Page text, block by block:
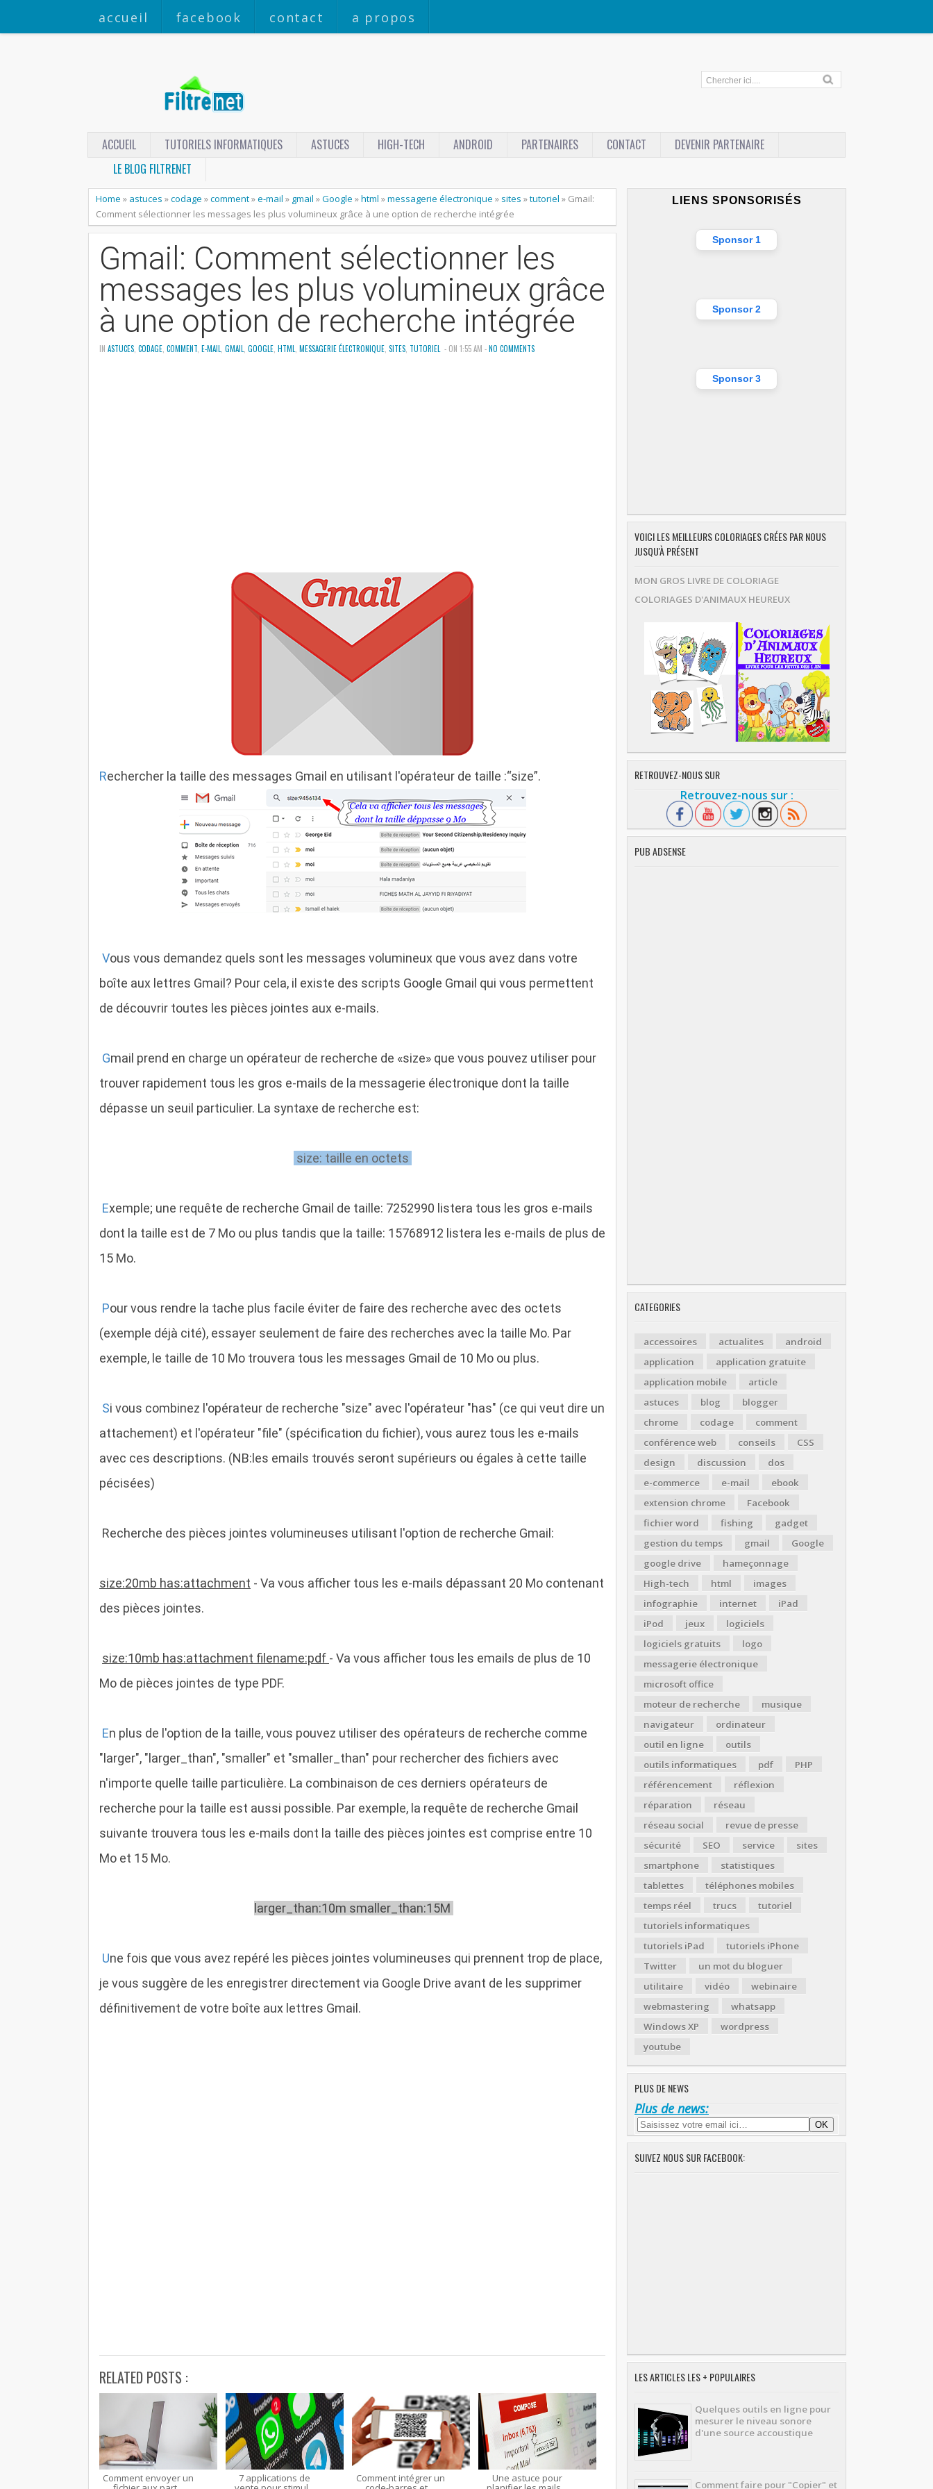
accueil facebook contact a propos
ACCUEIL TUTORIELS INFORMATIQUES ASTUCES HIGH-TECH ANDROID PARTENAIRES CONTACT
DEVENIR PARTENAIRE
LE BLOG FILTRENET
Home » astuces »codage »comment»e-mail » gmail »Google »html »messagerie électronique » sites »tutoriel » Gmail:
Comment sélectionner les messages les plus volumineux grâce à une option de recherche intégrée
Gmail: Comment sélectionner les
messages les plus volumineux grâce
à une option de recherche intégrée
IN ASTUCES CODAGE COMMENT E-MAIL GMAIL GOOGLE HTML MESSAGERIE ÉLECTRONIQUE SITES TUTORIEL - ON 1:55 AM -NO COMMENTS
Rechercher la taille des messages Gmail en utilisant l'opérateur de taille :“size”.
Vous vous demandez quels sont les messages volumineux que vous avez dans votre
boîte aux lettres Gmail? Pour cela, il existe des scripts Google Gmail qui vous permettent
de découvrir toutes les pièces jointes aux e-mails.
Gmail prend en charge un opérateur de recherche de «size» que vous pouvez utiliser pour
trouver rapidement tous les gros e-mails de la messagerie électronique dont la taille
dépasse un seuil particulier. La syntaxe de recherche est:
size: taille en octets
Exemple; une requête de recherche Gmail de taille: 7252990 listera tous les gros e-mails
dont la taille est de 7 Mo ou plus tandis que la taille: 15768912 listera les e-mails de plus de
15 Mo.
Pour vous rendre la tache plus facile éviter de faire des recherche avec des octets
(exemple déjà cité), essayer seulement de faire des recherches avec la taille Mo. Par
exemple, le taille de 10 Mo trouvera tous les messages Gmail de 10 Mo ou plus.
Si vous combinez l'opérateur de recherche "size" avec l'opérateur "has" (ce qui veut dire un
attachement) et l'opérateur "file" (spécification du fichier), vous aurez tous les e-mails
avec ces descriptions. (NB:les emails trouvés seront supérieurs ou égales à cette taille
pécisées)
Recherche des pièces jointes volumineuses utilisant l'option de recherche Gmail:
size:20mb has:attachment - Va vous afficher tous les e-mails dépassant 20 Mo contenant
des pièces jointes.
size:10mb has:attachment filename:pdf - Va vous afficher tous les emails de plus de 10
Mo de pièces jointes de type PDF.
En plus de l'option de la taille, vous pouvez utiliser des opérateurs de recherche comme
"larger", "larger_than", "smaller" et "smaller_than" pour rechercher des fichiers avec
n'importe quelle taille particulière. La combinaison de ces derniers opérateurs de
recherche pour la taille est aussi possible. Par exemple, la requête de recherche Gmail
suivante trouvera tous les e-mails dont la taille des pièces jointes est comprise entre 10
Mo et 15 Mo.
larger_than:10m smaller_than:15M
Une fois que vous avez repéré les pièces jointes volumineuses qui prennent trop de place,
je vous suggère de les enregistrer directement via Google Drive avant de les supprimer
définitivement de votre boîte aux lettres Gmail.
RELATED POSTS :
Comment envoyer un 7 applications de Comment intégrer un Une astuce pour
LIENS SPONSORISÉS
Sponsor 1
Sponsor 2
Sponsor 3
VOICI LES MEILLEURS COLORIAGES CRÉES PAR NOUS
JUSQU'À PRÉSENT
MON GROS LIVRE DE COLORIAGE
COLORIAGES D'ANIMAUX HEUREUX
RETROUVEZ-NOUS SUR
Retrouvez-nous sur :
PUB ADSENSE
CATEGORIES
accessoires actualites
android
application
application gratuite
application mobile
article
astuces
blog
blogger
chrome
codage
comment
conférence web
conseils
CSS
design
discussion
dos
e-commerce
e-mail
ebook
extension chrome
Facebook
fichier word
fishing
gadget
gestion du temps
gmail
Google
google drive
hameçonnage
High-tech
html
images
infographie
internet
iPad
iPod
jeux
logiciels
logiciels gratuits
logo
messagerie électronique
microsoft office
moteur de recherche
musique
navigateur
ordinateur
outil en ligne
outils
outils informatiques
pdf
PHP
référencement
réflexion
réparation
réseau
réseau social
revue de presse
sécurité
SEO service
sites
smartphone
statistiques
tablettes
téléphones mobiles
temps réel
trucs
tutoriel
tutoriels informatiques
tutoriels iPad
tutoriels iPhone
Twitter
un mot du bloguer
utilitaire
vidéo
webinaire
webmastering
whatsapp
Windows XP
wordpress
youtube
PLUS DE NEWS
Plus de news:
SUIVEZ NOUS SUR FACEBOOK:
LES ARTICLES LES + POPULAIRES
Quelques outils en ligne pour
mesurer le niveau sonore
d'une source accoustique
Comment faire pour "Copier" et